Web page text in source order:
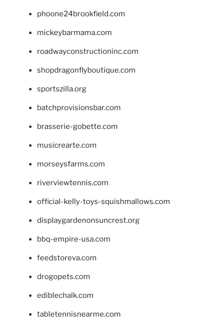
phoone24brookfield.com
mickeybarmama.com
roadwayconstructioninc.com
shopdragonflyboutique.com
sportszilla.org
batchprovisionsbar.com
brasserie-gobette.com
musicrearte.com
morseysfarms.com
riverviewtennis.com
official-kelly-toys-squishmallows.com
displaygardenonsuncrest.org
bbq-empire-usa.com
feedstoreva.com
drogopets.com
ediblechalk.com
tabletennisnearme.com